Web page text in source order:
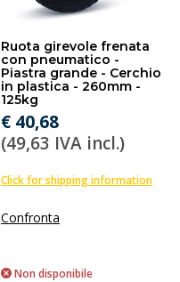
Ruota girevole frenata
con pneumatico -
Piastra grande - Cerchio
in plastica - 260mm -
125kg
€ 40,68
(49,63 IVA incl.)
Click for shipping information
Confronta
Non disponibile